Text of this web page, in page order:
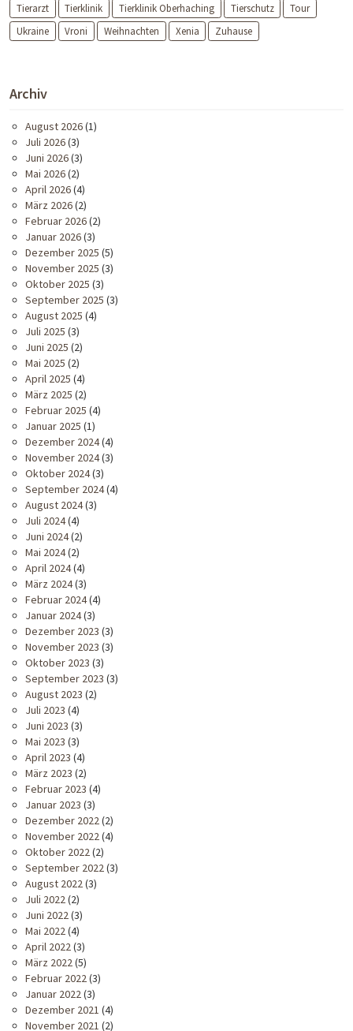
Tierarzt Tierklinik Tierklinik Oberhaching Tierschutz
Tour
Ukraine
Vroni Weihnachten Xenia Zuhause
Archiv
August 2026(1)
Juli 2026(3)
Juni 2026(3)
Mai 2026(2)
April 2026(4)
März 2026(2)
Februar 2026(2)
Januar 2026(3)
Dezember 2025 (5)
November 2025 (3)
Oktober 2025 (3)
September 2025 (3)
August 2025 (4)
Juli 2025 (3)
Juni 2025 (2)
Mai 2025 (2)
April 2025 (4)
März 2025 (2)
Februar 2025 (4)
Januar 2025 (1)
Dezember 2024(4)
November 2024(3)
Oktober 2024(3)
September 2024(4)
August 2024(3)
Juli 2024(4)
Juni 2024(2)
Mai 2024(2)
April 2024(4)
März 2024(3)
Februar 2024(4)
Januar 2024(3)
Dezember 2023 (3)
November 2023 (3)
Oktober 2023 (3)
September 2023 (3)
August 2023 (2)
Juli 2023 (4)
Juni 2023 (3)
Mai 2023 (3)
April 2023 (4)
März 2023 (2)
Februar 2023 (4)
Januar 2023 (3)
Dezember 2022(2)
November 2022(4)
Oktober 2022(2)
September 2022(3)
August 2022(3)
Juli 2022(2)
Juni 2022(3)
Mai 2022(4)
April 2022(3)
März 2022(5)
Februar 2022(3)
Januar 2022(3)
Dezember 2021 (4)
November 2021 (2)